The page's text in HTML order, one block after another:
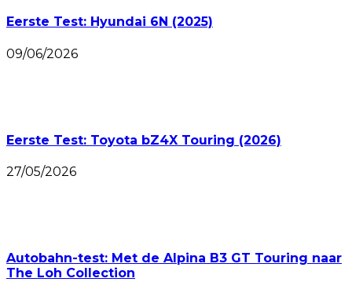
Eerste Test: Hyundai 6N (2025)
09/06/2026
Eerste Test: Toyota bZ4X Touring (2026)
27/05/2026
Autobahn-test: Met de Alpina B3 GT Touring naar
The Loh Collection